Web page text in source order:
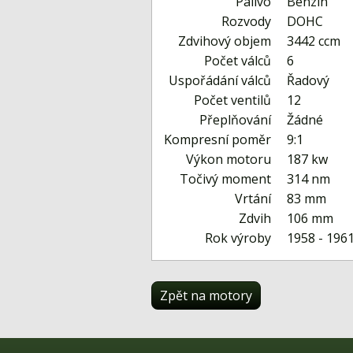
Rozvody
DOHC
Zdvihový objem
3442 ccm
Počet válců
6
Uspořádání válců
Řadový
Počet ventilů
12
Přeplňování
Žádné
Kompresní poměr
9:1
Výkon motoru
187 kw
Točivý moment
314 nm
Vrtání
83 mm
Zdvih
106 mm
Rok výroby
1958 -
Zpět na motory